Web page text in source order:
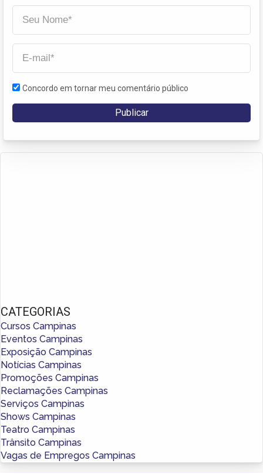
Concordo em tornar meu comentário público
CATEGORIAS
Cursos Campinas
Eventos Campinas
Exposição Campinas
Notícias Campinas
Promoções Campinas
Reclamações Campinas
Serviços Campinas
Shows Campinas
Teatro Campinas
Trânsito Campinas
Vagas de Empregos Campinas